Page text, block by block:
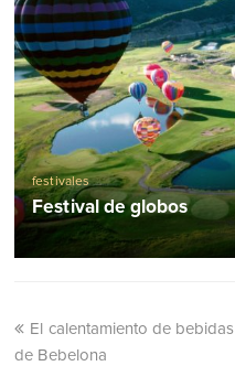
festivales
Festival de globos
El calentamiento de bebidas
de Bebelona